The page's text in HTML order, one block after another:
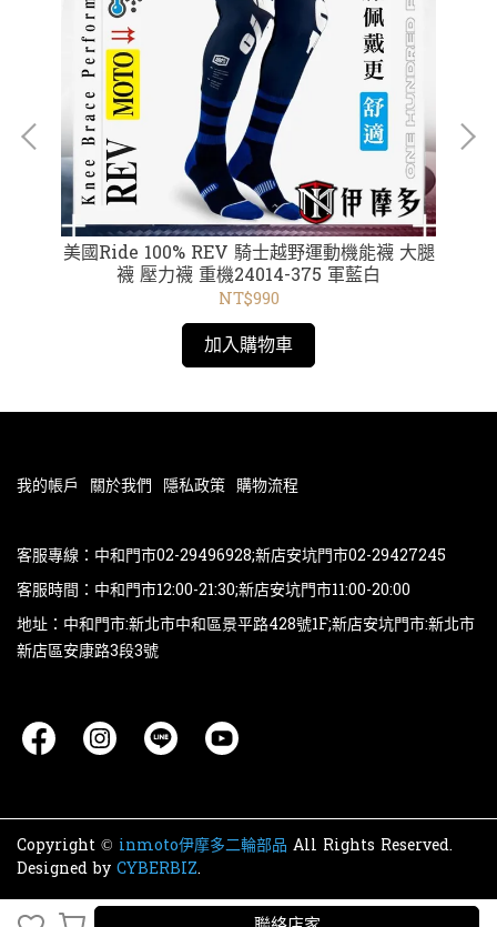
美國Ride 100% REV 騎士越野運動機能襪 大腿
襪 壓力襪 重機24014-375 軍藍白
NT$990
加入購物車
我的帳戶 關於我們 隱私政策 購物流程
客服專線：中和門市02-29496928;新店安坑門市02-29427245
客服時間：中和門市12:00-21:30;新店安坑門市11:00-20:00
地址：中和門市:新北市中和區景平路428號1F;新店安坑門市:新北市
新店區安康路3段3號
Copyright © inmoto伊摩多二輪部品 All Rights Reserved.
Designed by CYBERBIZ.